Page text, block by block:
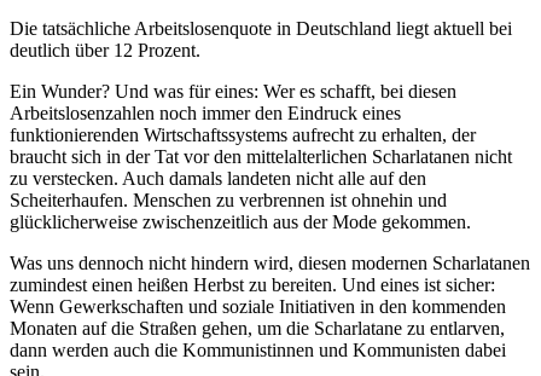
Die tatsächliche Arbeitslosenquote in Deutschland liegt aktuell bei
deutlich über 12 Prozent.
Ein Wunder? Und was für eines: Wer es schafft, bei diesen
Arbeitslosenzahlen noch immer den Eindruck eines
funktionierenden Wirtschaftssystems aufrecht zu erhalten, der
braucht sich in der Tat vor den mittelalterlichen Scharlatanen nicht
zu verstecken. Auch damals landeten nicht alle auf den
Scheiterhaufen. Menschen zu verbrennen ist ohnehin und
glücklicherweise zwischenzeitlich aus der Mode gekommen.
Was uns dennoch nicht hindern wird, diesen modernen Scharlatanen
zumindest einen heißen Herbst zu bereiten. Und eines ist sicher:
Wenn Gewerkschaften und soziale Initiativen in den kommenden
Monaten auf die Straßen gehen, um die Scharlatane zu entlarven,
dann werden auch die Kommunistinnen und Kommunisten dabei